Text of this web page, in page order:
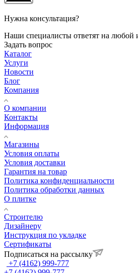
Нужна консультация?
Наши специалисты ответят на любой
Задать вопрос
Каталог
Услуги
Новости
Блог
Компания
О компании
Контакты
Информация
Магазины
Условия оплаты
Условия доставки
Гарантия на товар
Политика конфиденциальности
Политика обработки данных
О плитке
Строителю
Дизайнеру
Инструкция по укладке
Сертификаты
Подписаться на рассылку
+7 (4162) 999-777